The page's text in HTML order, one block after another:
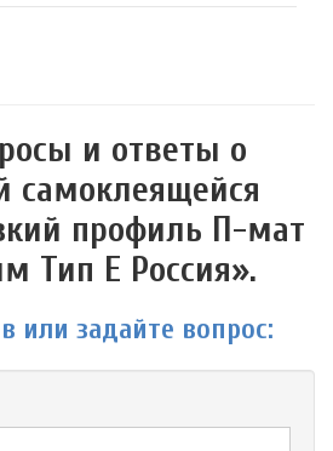
и ответы о
самоклеящейся
профиль П-мат
Тип E Россия».
или задайте вопрос: